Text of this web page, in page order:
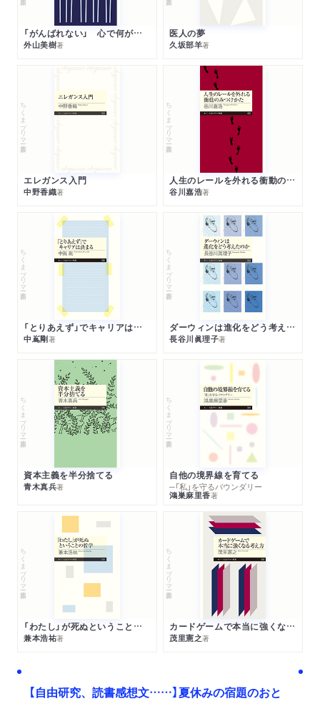
「がんばれない」 心で何が起きているか
外山美樹著
医人の夢
久坂部羊著
ちくまプリマー新書
エレガンス入門
中野香織著
ちくまプリマー新書
人生のレールを外れる衝動のみつけかた
谷川嘉浩著
ちくまプリマー新書
「とりあえず」でキャリアは決まる
中嶌剛著
ちくまプリマー新書
ダーウィンは進化をどう考えたのか
長谷川眞理子著
ちくまプリマー新書
資本主義を半分捨てる
青木真兵著
ちくまプリマー新書
自他の境界線を育てる
─「私」を守るバウンダリー
鴻巣麻里香著
ちくまプリマー新書
「わたし」が死ぬということの哲学
兼本浩祐著
ちくまプリマー新書
カードゲームで本当に強くなる考え方
茂里憲之著
【自由研究、読書感想文……】夏休みの宿題のおと